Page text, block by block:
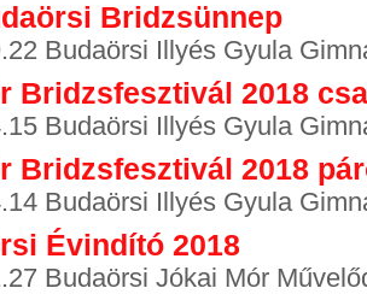
Bridzsünnep
Budaörsi Illyés Gyula
Bridzsfesztivál 2018
Budaörsi Illyés Gyula
Bridzsfesztivál 2018
Budaörsi Illyés Gyula
Évindító 2018
Budaörsi Jókai Mór